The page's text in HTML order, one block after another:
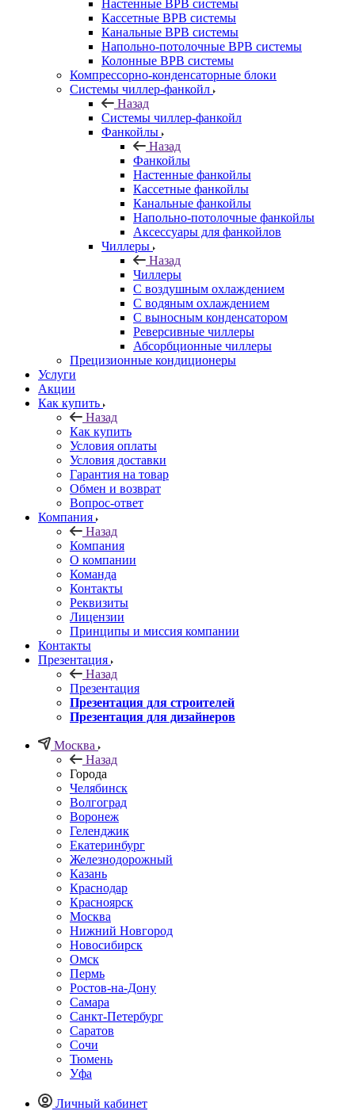
Настенные ВРВ системы
Кассетные ВРВ системы
Канальные ВРВ системы
Напольно-потолочные ВРВ системы
Колонные ВРВ системы
Компрессорно-конденсаторные блоки
Системы чиллер-фанкойл
Назад
Системы чиллер-фанкойл
Фанкойлы
Назад
Фанкойлы
Настенные фанкойлы
Кассетные фанкойлы
Канальные фанкойлы
Напольно-потолочные фанкойлы
Аксессуары для фанкойлов
Чиллеры
Назад
Чиллеры
С воздушным охлаждением
С водяным охлаждением
С выносным конденсатором
Реверсивные чиллеры
Абсорбционные чиллеры
Прецизионные кондиционеры
Услуги
Акции
Как купить
Назад
Как купить
Условия оплаты
Условия доставки
Гарантия на товар
Обмен и возврат
Вопрос-ответ
Компания
Назад
Компания
О компании
Команда
Контакты
Реквизиты
Лицензии
Принципы и миссия компании
Контакты
Презентация
Назад
Презентация
Презентация для строителей
Презентация для дизайнеров
Москва
Назад
Города
Челябинск
Волгоград
Воронеж
Геленджик
Екатеринбург
Железнодорожный
Казань
Краснодар
Красноярск
Москва
Нижний Новгород
Новосибирск
Омск
Пермь
Ростов-на-Дону
Самара
Санкт-Петербург
Саратов
Сочи
Тюмень
Уфа
Личный кабинет